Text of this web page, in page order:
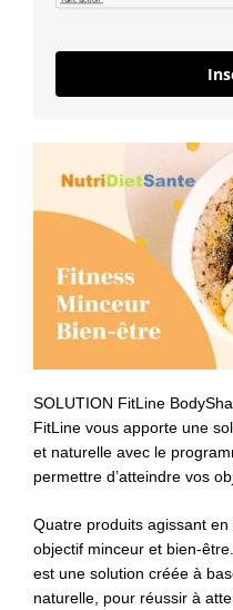
SOLUTION FitLine
FitLine vous apporte une
et naturelle avec le
permettre d’atteindre vos
Quatre produits agissant
objectif minceur et bien-
est une solution créée à
naturelle, pour réussir à